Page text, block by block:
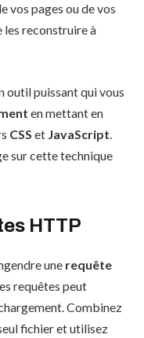
vos pages ou de vos
les reconstruire à
outil puissant qui vous
en mettant en
CSS et JavaScript
sur cette technique
HTTP
une requête
requêtes peut
Combinez
fichier et utilisez